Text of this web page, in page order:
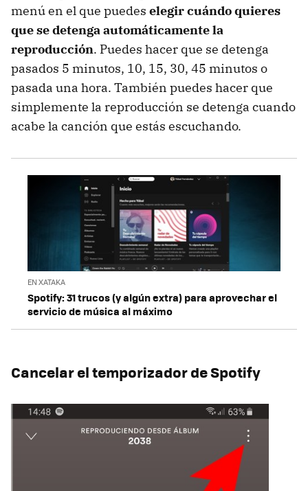
menú en el que puedes elegir cuándo quieres
que se detenga automáticamente la
reproducción. Puedes hacer que se detenga
pasados 5 minutos, 10, 15, 30, 45 minutos o
pasada una hora. También puedes hacer que
simplemente la reproducción se detenga cuando
acabe la canción que estás escuchando.
EN XATAKA
Spotify: 31 trucos (y algún extra) para aprovechar el
servicio de música al máximo
Cancelar el temporizador de Spotify